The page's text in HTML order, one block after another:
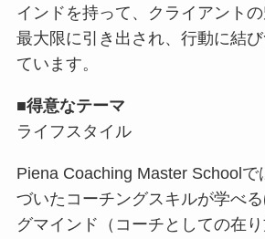
インドを持って、クライアント
最大限に引き出され、行動に結
ています。
■得意なテーマ
ライフスタイル
Piena Coaching Master Schoolで
づいたコーチングスキルが学べ
グマインド（コーチとしての在